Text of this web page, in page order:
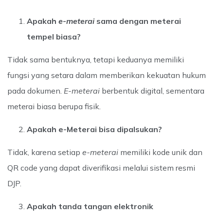
Apakah e-meteraisama dengan meterai
tempel biasa?
Tidak sama bentuknya, tetapi keduanya memiliki
fungsi yang setara dalam memberikan kekuatan hukum
pada dokumen. E-meterai berbentuk digital, sementara
meterai biasa berupa fisik.
Apakah e-Meterai bisa dipalsukan?
Tidak, karena setiap e-meterai memiliki kode unik dan
QR code yang dapat diverifikasi melalui sistem resmi
DJP.
Apakah tanda tangan elektronik